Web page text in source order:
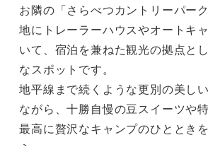
お隣の「さらべつカントリーパー
地にトレーラーハウスやオートキ
いて、宿泊を兼ねた観光の拠点と
なスポットです。
地平線まで続くような更別の美し
ながら、十勝自慢の豆スイーツや
最高に贅沢なキャンプのひととき